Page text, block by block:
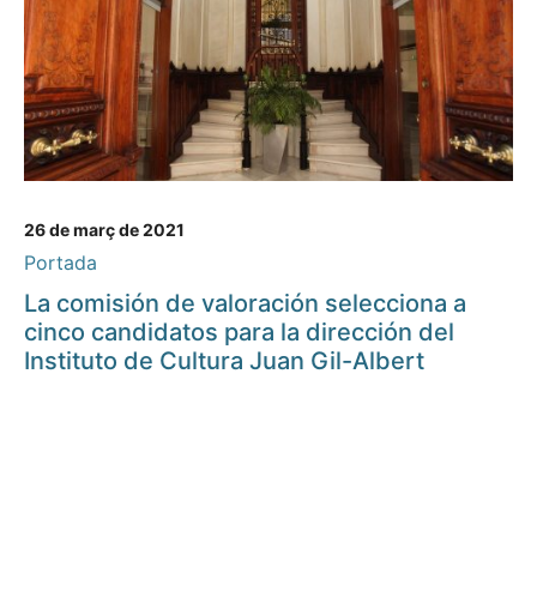
26 de març de 2021
Portada
La comisión de valoración selecciona a
cinco candidatos para la dirección del
Instituto de Cultura Juan Gil-Albert